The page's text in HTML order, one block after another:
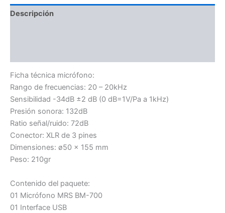
Descripción
Ficha técnica micrófono:
Rango de frecuencias: 20 – 20kHz
Sensibilidad -34dB ±2 dB (0 dB=1V/Pa a 1kHz)
Presión sonora: 132dB
Ratio señal/ruido: 72dB
Conector: XLR de 3 pines
Dimensiones: ø50 x 155 mm
Peso: 210gr
Contenido del paquete:
01 Micrófono MRS BM-700
01 Interface USB